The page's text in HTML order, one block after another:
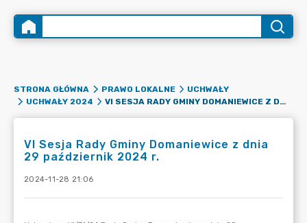
STRONA GŁÓWNA PRAWO LOKALNE
UCHWAŁY
UCHWAŁY 2024
VI SESJA RADY GMINY DOMANIEWICE Z DNIA 29 PAŹDZIERNIK 2024 R.
VI Sesja Rady Gminy Domaniewice z dnia
29 październik 2024 r.
2024-11-28 21:06